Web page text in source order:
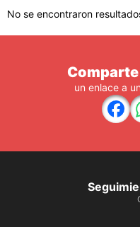
No se encontraron
un enlace a